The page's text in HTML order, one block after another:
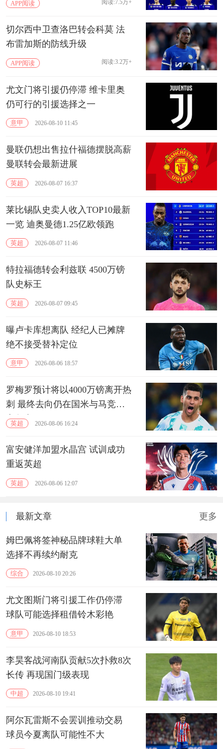
APP阅读 阅读:7.5万+
切尔西中卫查洛巴转会科莫 法
布雷加斯的防线升级
APP阅读 阅读:3.2万+
尤文门将引援仍停滞 维卡里奥
仍可行的引援选择之一
意甲 2026-08-10 11:45
曼联仍想出售拉什福德摆脱高薪
曼联转会最新进展
英超 2026-08-07 16:37
莱比锡队史卖人收入TOP10最新
一览 迪奥曼德1.25亿欧领跑
英超 2026-08-07 11:46
特拉福德转会利兹联 4500万镑
队史标王
英超 2026-08-07 09:45
曝卢卡库想离队 经纪人已摊牌
绝不接受替补定位
意甲 2026-08-06 18:57
罗梅罗预计将以4000万镑离开热
刺 最终去向仍在国米与马竞的
竞争中
英超 2026-08-06 16:24
富安健洋加盟水晶宫 试训成功
重返英超
英超 2026-08-06 12:07
最新文章 更多
姆巴佩将签神秘品牌球鞋大单
选择不再续约耐克
综合 2026-08-10 20:26
尤文图斯门将引援工作仍停滞
球队可能选择租借铃木彩艳
意甲 2026-08-10 18:53
李昊客战河南队贡献5次扑救8次
长传 再现国门级表现
中超 2026-08-10 19:41
阿尔瓦雷斯不会罢训推动交易
球员今夏离队可能性不大